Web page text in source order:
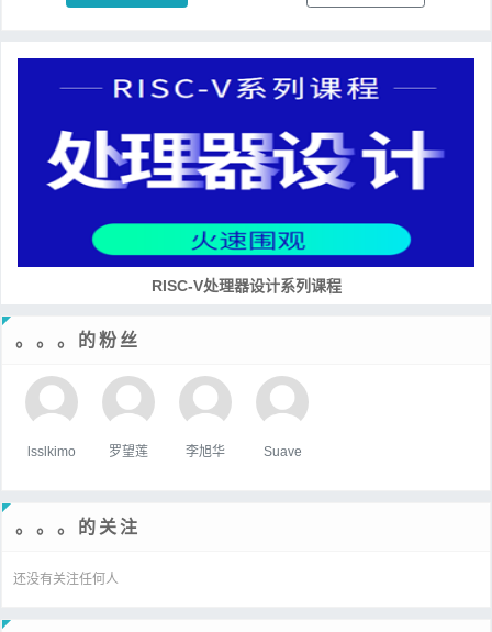
RISC-V处理器设计系列课程
。。。的粉丝
lsslkimo 罗望莲 李旭华 Suave
。。。的关注
还没有关注任何人